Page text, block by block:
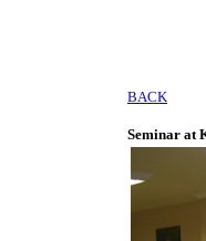
BACK
Seminar at